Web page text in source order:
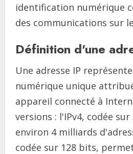
identification numérique
des communications sur
Définition d'une
Une adresse IP
numérique unique
appareil connecté à
versions : l'IPv4, codée
environ 4 milliards
codée sur 128 bits,